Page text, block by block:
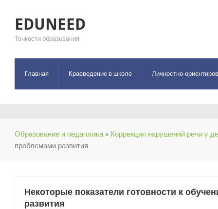
EDUNEED
Тонкости образования
Главная Краеведение в школе Личностно-
Образование и педагогика» Коррекция нарушений речи у
проблемами развития
Некоторые показатели готовности к
развития